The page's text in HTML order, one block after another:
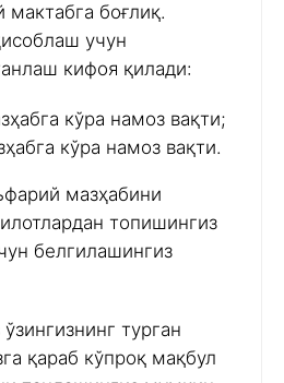
мактабга боғлиқ.
учун
кифоя қилади:
кўра намоз вақти;
кўра намоз вақти.
мазҳабини
топишингиз
белгилашингиз
турган
қараб кўпроқ мақбул